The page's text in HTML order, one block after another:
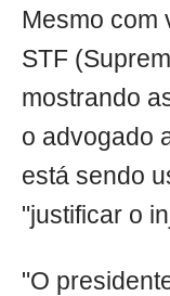
Mesmo com
STF
mostrando
o advogado
está sendo
"justificar o
"O